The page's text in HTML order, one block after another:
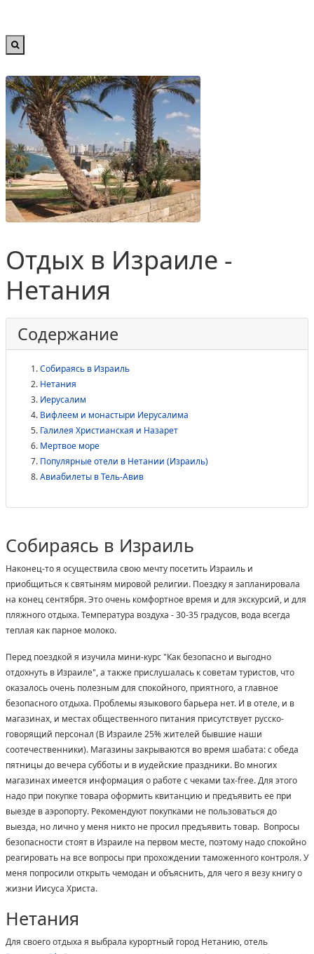
Отдых в Израиле -
Нетания
Содержание
Собираясь в Израиль
Нетания
Иерусалим
Вифлеем и монастыри Иерусалима
Галилея Христианская и Назарет
Мертвое море
Популярные отели в Нетании (Израиль)
Авиабилеты в Тель-Авив
Собираясь в Израиль
Наконец-то я осуществила свою мечту посетить Израиль и
приобщиться к святыням мировой религии. Поездку я запланировала
на конец сентября. Это очень комфортное время и для экскурсий, и для
пляжного отдыха. Температура воздуха - 30-35 градусов, вода всегда
теплая как парное молоко.
Перед поездкой я изучила мини-курс "Как безопасно и выгодно
отдохнуть в Израиле", а также прислушалась к советам туристов, что
оказалось очень полезным для спокойного, приятного, а главное
безопасного отдыха. Проблемы языкового барьера нет. И в отеле, и в
магазинах, и местах общественного питания присутствует русско-
говорящий персонал (В Израиле 25% жителей бывшие наши
соотечественники). Магазины закрываются во время шабата: с обеда
пятницы до вечера субботы и в иудейские праздники. Во многих
магазинах имеется информация о работе с чеками tax-free. Для этого
надо при покупке товара оформить квитанцию и предъявить ее при
выезде в аэропорту. Рекомендуют покупками не пользоваться до
выезда, но лично у меня никто не просил предъявить товар. Вопросы
безопасности стоят в Израиле на первом месте, поэтому надо спокойно
реагировать на все вопросы при прохождении таможенного контроля. У
меня попросили открыть чемодан и объяснить, для чего я везу книгу о
жизни Иисуса Христа.
Нетания
Для своего отдыха я выбрала курортный город Нетанию, отель